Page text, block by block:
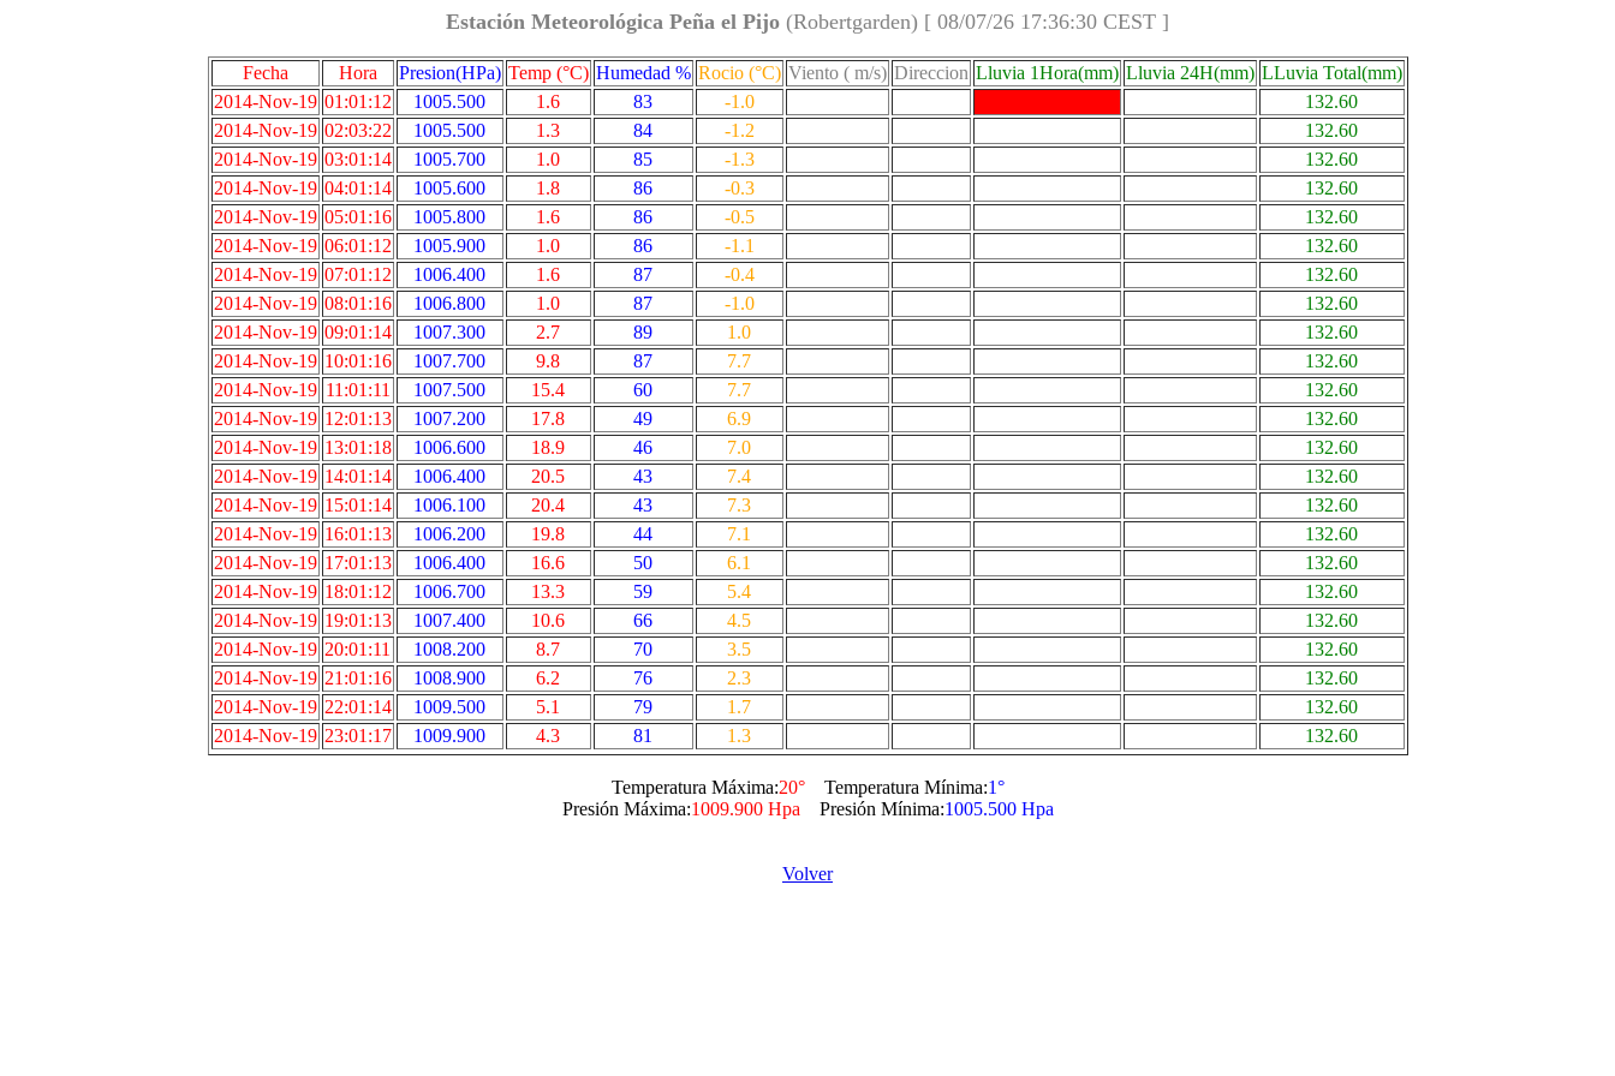
Estación Meteorológica Peña el Pijo (Robertgarden) [ 08/07/26 17:36:30 CEST ]
Fecha Hora Presion(HPa) Temp (°C) Humedad % Rocio (°C) Viento ( m/s) Direccion Lluvia 1Hora(mm) Lluvia 24H(mm) LLuvia Total(mm)
2014-Nov-19 01:01:12 1005.500 1.6 83 -1.0
132.60
2014-Nov-19 02:03:22 1005.500 1.3 84 -1.2
132.60
2014-Nov-19 03:01:14 1005.700 1.0 85 -1.3
132.60
2014-Nov-19 04:01:14 1005.600 1.8 86 -0.3
132.60
2014-Nov-19 05:01:16 1005.800 1.6 86 -0.5
132.60
2014-Nov-19 06:01:12 1005.900 1.0 86 -1.1
132.60
2014-Nov-19 07:01:12 1006.400 1.6 87 -0.4
132.60
2014-Nov-19 08:01:16 1006.800 1.0 87 -1.0
132.60
2014-Nov-19 09:01:14 1007.300 2.7 89 1.0
132.60
2014-Nov-19 10:01:16 1007.700 9.8 87 7.7
132.60
2014-Nov-19 11:01:11 1007.500 15.4 60 7.7
132.60
2014-Nov-19 12:01:13 1007.200 17.8 49 6.9
132.60
2014-Nov-19 13:01:18 1006.600 18.9 46 7.0
132.60
2014-Nov-19 14:01:14 1006.400 20.5 43 7.4
132.60
2014-Nov-19 15:01:14 1006.100 20.4 43 7.3
132.60
2014-Nov-19 16:01:13 1006.200 19.8 44 7.1
132.60
2014-Nov-19 17:01:13 1006.400 16.6 50 6.1
132.60
2014-Nov-19 18:01:12 1006.700 13.3 59 5.4
132.60
2014-Nov-19 19:01:13 1007.400 10.6 66 4.5
132.60
2014-Nov-19 20:01:11 1008.200 8.7 70 3.5
132.60
2014-Nov-19 21:01:16 1008.900 6.2 76 2.3
132.60
2014-Nov-19 22:01:14 1009.500 5.1 79 1.7
132.60
2014-Nov-19 23:01:17 1009.900 4.3 81 1.3 132.60
Temperatura Máxima:20°Temperatura Mínima:1°
Presión Máxima:1009.900 Hpa Presión Mínima:1005.500 Hpa
Volver